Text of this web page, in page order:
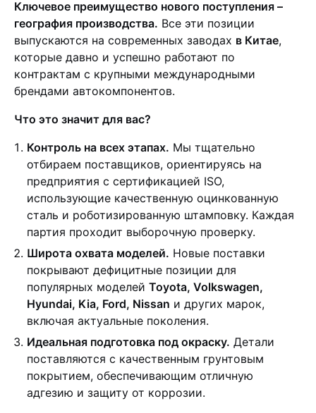
Ключевое преимущество нового поступления –
география производства. Все эти позиции
выпускаются на современных заводах в Китае,
которые давно и успешно работают по
контрактам с крупными международными
брендами автокомпонентов.
Что это значит для вас?
Контроль на всех этапах. Мы тщательно
отбираем поставщиков, ориентируясь на
предприятия с сертификацией ISO,
использующие качественную оцинкованную
сталь и роботизированную штамповку. Каждая
партия проходит выборочную проверку.
Широта охвата моделей. Новые поставки
покрывают дефицитные позиции для
популярных моделей Toyota, Volkswagen,
Hyundai, Kia, Ford, Nissan и других марок,
включая актуальные поколения.
Идеальная подготовка под окраску. Детали
поставляются с качественным грунтовым
покрытием, обеспечивающим отличную
адгезию и защиту от коррозии.